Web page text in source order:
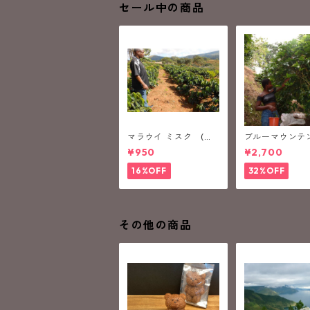
セール中の商品
マラウイ ミスク (中
深煎り）
¥950
16%OFF
ブルーマウンテ
(浅煎り）
¥2,700
32%OFF
その他の商品